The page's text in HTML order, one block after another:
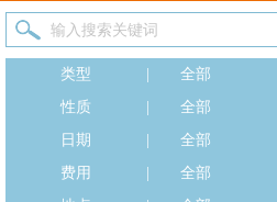
类型
全部
性质
全部
日期
全部
费用
全部